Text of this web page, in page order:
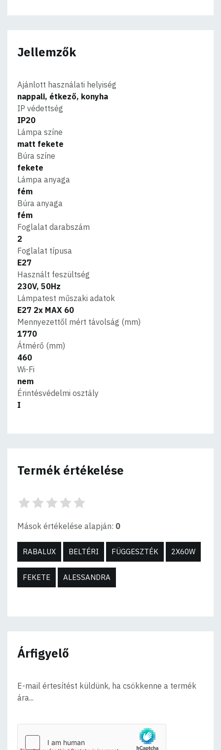
Jellemzők
Ajánlott használati helyiség
nappali, étkező, konyha
IP védettség
IP20
Lámpa színe
matt fekete
Búra színe
fekete
Lámpa anyaga
fém
Búra anyaga
fém
Foglalat darabszám
2
Foglalat típusa
E27
Használt feszültség
230V, 50Hz
Lámpatest műszaki adatok
E27 2x MAX 60
Mennyezettől mért távolság (mm)
1770
Átmérő (mm)
460
Wi-Fi
nem
Érintésvédelmi osztály
I
Termék értékelése
Mások értékelése alapján: 0
RABALUX BELTÉRI FÜGGESZTÉK 2X60W
FEKETE ALESSANDRA
Árfigyelő
E-mail értesítést küldünk, ha csökkenne a termék
ára...